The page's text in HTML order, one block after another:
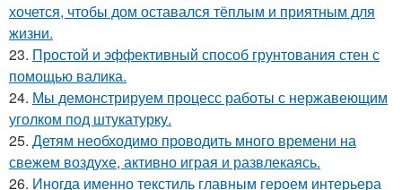
хочется, чтобы дом оставался тёплым и приятным для
жизни.
23. Простой и эффективный способ грунтования стен с
помощью валика.
24. Мы демонстрируем процесс работы с нержавеющим
уголком под штукатурку.
25. Детям необходимо проводить много времени на
свежем воздухе, активно играя и развлекаясь.
26. Иногда именно текстиль главным героем интерьера